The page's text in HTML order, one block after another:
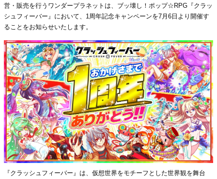
営・販売を行うワンダープラネットは、ブッ壊し！ポップ☆RPG『クラッ
シュフィーバー』において、1周年記念キャンペーンを7月6日より開催す
ることをお知らせいたします。
『クラッシュフィーバー』は、仮想世界をモチーフとした世界観を舞台